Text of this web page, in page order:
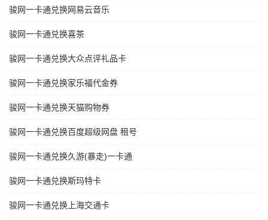
骏网一卡通兑换网易云音乐
骏网一卡通兑换喜茶
骏网一卡通兑换大众点评礼品卡
骏网一卡通兑换家乐福代金券
骏网一卡通兑换天猫购物券
骏网一卡通兑换百度超级网盘 租号
骏网一卡通兑换久游(暴走)一卡通
骏网一卡通兑换斯玛特卡
骏网一卡通兑换上海交通卡